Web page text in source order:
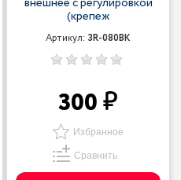
(крепеж
Артикул: 3R-080BK
300
Избранное
Сравнить